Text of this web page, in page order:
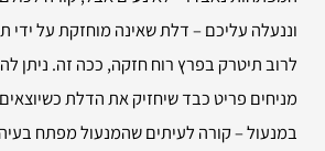
וננעלה עליכם – דלת שאינה מוחזקת על ידי
לרוב תיטרק בפרץ רוח חזקה, ככה זה. ניתן
מניחים פריט כבד שיחזיק את הדלת
במנעול – קורה לעיתים שהמנעול מפתח